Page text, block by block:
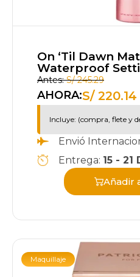
On ‘Til Dawn
Waterproof
Antes:S/245.29
AHORA:S/220.14
Incluye: (compra, flete y
Envió
Entrega: 15 - 21
Añadir
Maquillaje